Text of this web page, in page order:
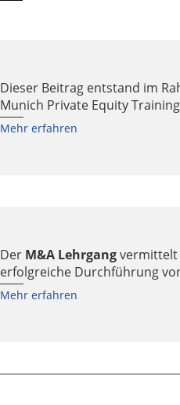
Dieser Beitrag entstand im
Munich Private Equity
Mehr erfahren
Der M&A Lehrgangvermittelt
erfolgreiche Durchführung
Mehr erfahren